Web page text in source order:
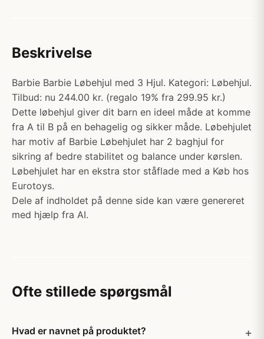
Beskrivelse
Barbie Barbie Løbehjul med 3 Hjul. Kategori: Løbehjul.
Tilbud: nu 244.00 kr. (regalo 19% fra 299.95 kr.)
Dette løbehjul giver dit barn en ideel måde at komme
fra A til B på en behagelig og sikker måde. Løbehjulet
har motiv af Barbie Løbehjulet har 2 baghjul for
sikring af bedre stabilitet og balance under kørslen.
Løbehjulet har en ekstra stor ståflade med a Køb hos
Eurotoys.
Dele af indholdet på denne side kan være genereret
med hjælp fra AI.
Ofte stillede spørgsmål
Hvad er navnet på produktet?